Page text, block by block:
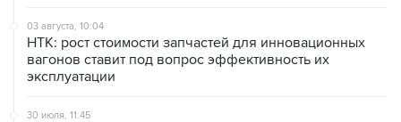
03 августа, 10:04
НТК: рост стоимости запчастей для инновационных
вагонов ставит под вопрос эффективность их
эксплуатации
30 июля, 11:45